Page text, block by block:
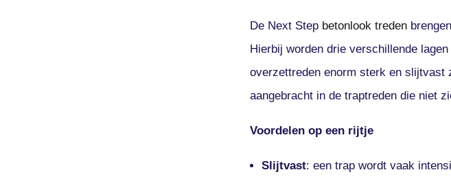
De Next Step betonlook treden
Hierbij worden drie verschillende
overzettreden enorm sterk en slijtvast
aangebracht in de traptreden die niet
Voordelen op een rijtje
Slijtvast: een trap wordt vaak